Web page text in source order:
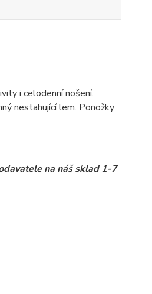
i celodenní nošení.
nestahující lem. Ponožky
na náš sklad 1-7